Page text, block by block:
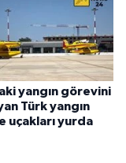
yangın görevini
Türk yangın
uçakları yurda